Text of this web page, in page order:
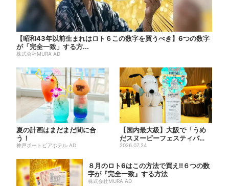
【昭和43年以前生まれはロト６この数字を買うべき】6つの数字
が「完全一致」する方...
株式会社MURA AD
夏の計画はまだまだ間に合
う！
神戸ポートピアホテル AD
【国内最大級】大阪で「うめ
だスヌーピーフェスティバ
ル」、約80ブランドが集結！
2026.07.24
８月のロト6はこの方法で買え!!６つの数
字が『完全一致』する方法
株式会社MURA AD